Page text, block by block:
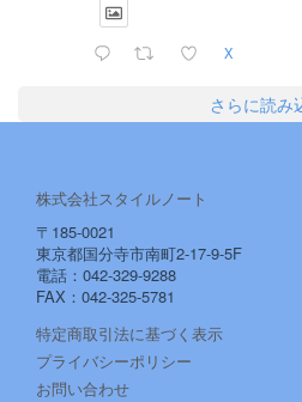
X
さらに読み
株式会社スタイルノート
〒185-0021
東京都国分寺市南町2-17-9-5F
電話：042-329-9288
FAX：042-325-5781
特定商取引法に基づく表示
プライバシーポリシー
お問い合わせ